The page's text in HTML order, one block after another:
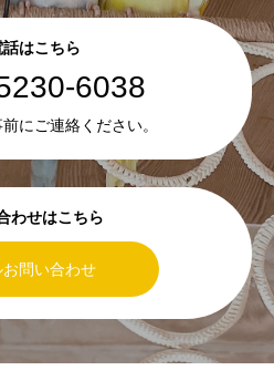
わせはこちら
お問い合わせ
話はこちら
6038
にご連絡ください。